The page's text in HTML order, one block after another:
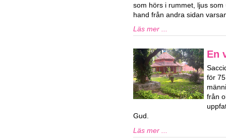
som hörs i rummet, ljus
hand från andra sidan
Läs mer ...
En
för
från
Gud.
Läs mer ...